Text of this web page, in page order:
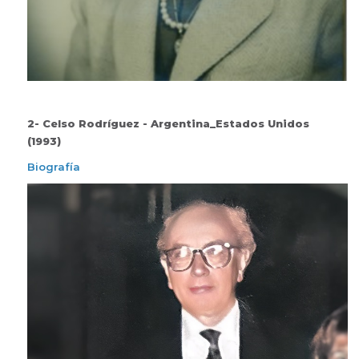
2- Celso Rodríguez - Argentina_Estados Unidos
(1993)
Biografía